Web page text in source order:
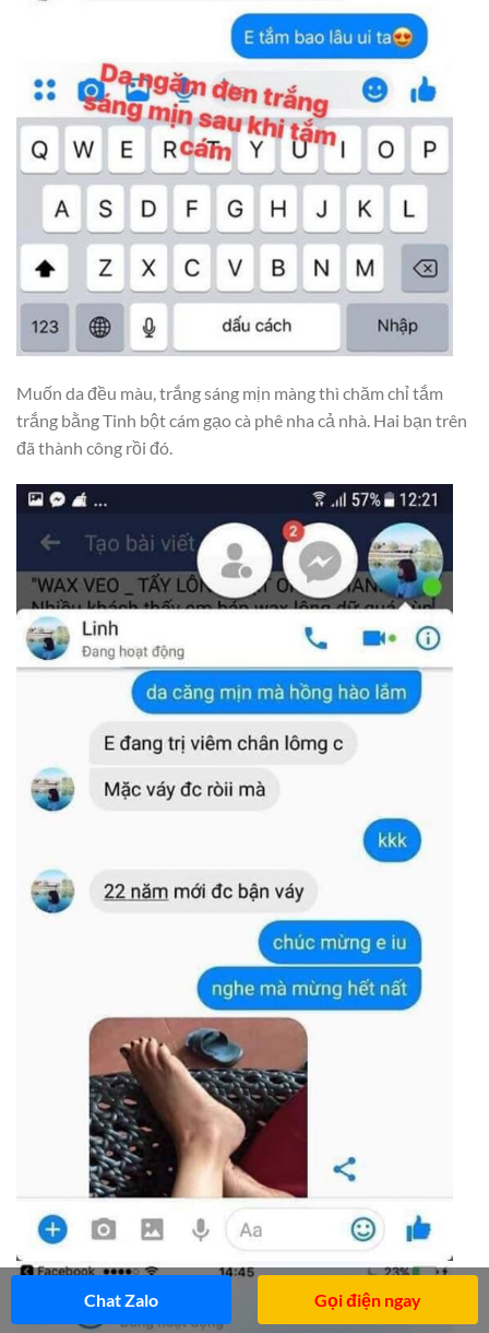
Muốn da đều màu, trắng sáng mịn màng thì chăm chỉ tắm
trắng bằng Tinh bột cám gạo cà phê nha cả nhà. Hai bạn trên
đã thành công rồi đó.
Chat Zalo Gọi điện ngay